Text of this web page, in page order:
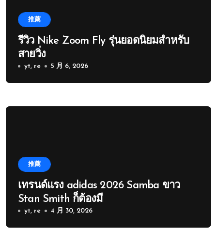
推薦
รีวิว Nike Zoom Fly รุ่นยอดนิยมสำหรับ
สายวิ่ง
yt, re 5 月 6, 2026
推薦
เทรนด์แรง adidas 2026 Samba ขาว
Stan Smith ก็ต้องมี
yt, re 4 月 30, 2026